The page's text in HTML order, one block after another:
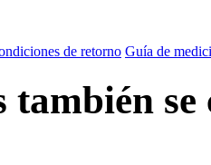
de retorno Guía de
también se